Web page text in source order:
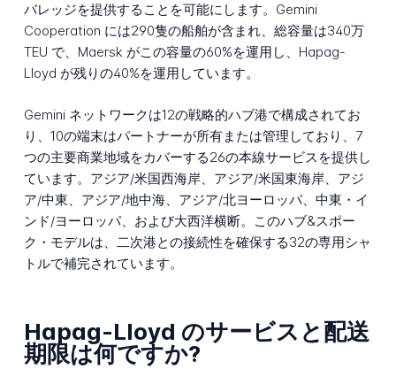
バレッジを提供することを可能にします。Gemini
Cooperation には290隻の船舶が含まれ、総容量は340万
TEU で、Maersk がこの容量の60%を運用し、Hapag-
Lloyd が残りの40%を運用しています。
Gemini ネットワークは12の戦略的ハブ港で構成されてお
り、10の端末はパートナーが所有または管理しており、7
つの主要商業地域をカバーする26の本線サービスを提供し
ています。アジア/米国西海岸、アジア/米国東海岸、アジ
ア/中東、アジア/地中海、アジア/北ヨーロッパ、中東・イ
ンド/ヨーロッパ、および大西洋横断。このハブ&スポー
ク・モデルは、二次港との接続性を確保する32の専用シャ
トルで補完されています。
Hapag-Lloyd のサービスと配送
期限は何ですか?